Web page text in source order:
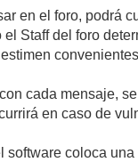
en el foro, podrá
Staff del foro
cada mensaje,
en caso de
software coloca